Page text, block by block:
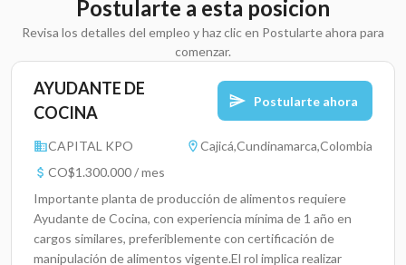
Postularte a esta posicion
Revisa los detalles del empleo y haz clic en Postularte ahora para
comenzar.
AYUDANTE DE
COCINA
Postularte ahora
CAPITAL KPO
Cajicá,Cundinamarca,Colombia
CO$1.300.000 / mes
Importante planta de producción de alimentos requiere
Ayudante de Cocina, con experiencia mínima de 1 año en
cargos similares, preferiblemente con certificación de
manipulación de alimentos vigente.El rol implica realizar